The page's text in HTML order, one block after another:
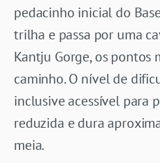
pedacinho inicial do
trilha e passa por uma
Kantju Gorge, os pontos
caminho. O nível de
inclusive acessível para
reduzida e dura
meia.